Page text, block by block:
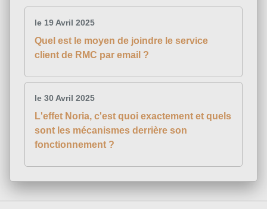
le 19 Avril 2025
Quel est le moyen de joindre le service
client de RMC par email ?
le 30 Avril 2025
L'effet Noria, c'est quoi exactement et quels
sont les mécanismes derrière son
fonctionnement ?